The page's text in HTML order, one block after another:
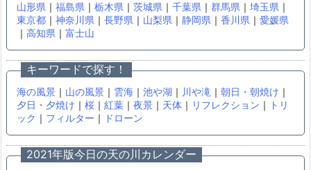
山形県 ｜ 福島県 ｜ 栃木県 ｜ 茨城県 ｜ 千葉県 ｜ 群馬県 ｜ 埼玉県 ｜
東京都 ｜ 神奈川県 ｜ 長野県 ｜ 山梨県 ｜ 静岡県 ｜ 香川県 ｜ 愛媛県
｜ 高知県 ｜ 富士山
キーワードで探す！
海の風景 ｜ 山の風景 ｜ 雲海 ｜ 池や湖 ｜ 川や滝 ｜ 朝日・朝焼け ｜
夕日・夕焼け ｜ 桜 ｜ 紅葉 ｜ 夜景 ｜ 天体 ｜ リフレクション ｜
トリ
ック ｜ フィルター ｜ ドローン
2021年版今日の天の川カレンダー